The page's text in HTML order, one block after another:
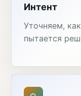
Интент
Уточняем,
пытается